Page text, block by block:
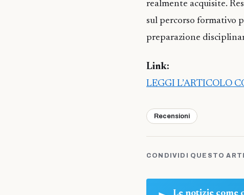
realmente acquisite.
sul percorso formativo
preparazione
Link:
LEGGI L’ARTICOLO
Recensioni
CONDIVIDI QUESTO